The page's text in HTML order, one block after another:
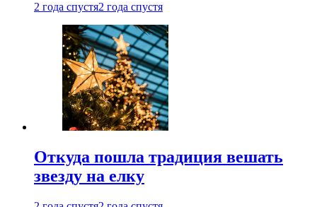
2 года спустя2 года спустя
Откуда пошла традиция вешать
звезду на елку